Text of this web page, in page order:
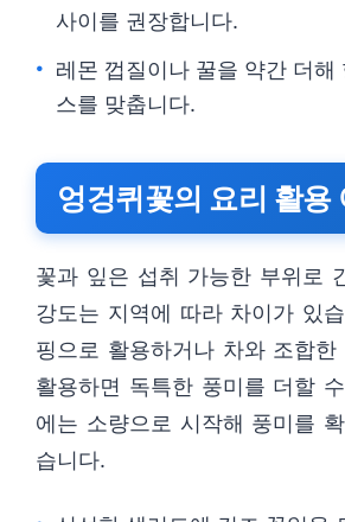
사이를 권장합니다.
레몬 껍질이나 꿀을 약간 더해
스를 맞춥니다.
엉겅퀴꽃의 요리 활용
꽃과 잎은 섭취 가능한 부위로
강도는 지역에 따라 차이가 있
핑으로 활용하거나 차와 조합한
활용하면 독특한 풍미를 더할
에는 소량으로 시작해 풍미를
습니다.